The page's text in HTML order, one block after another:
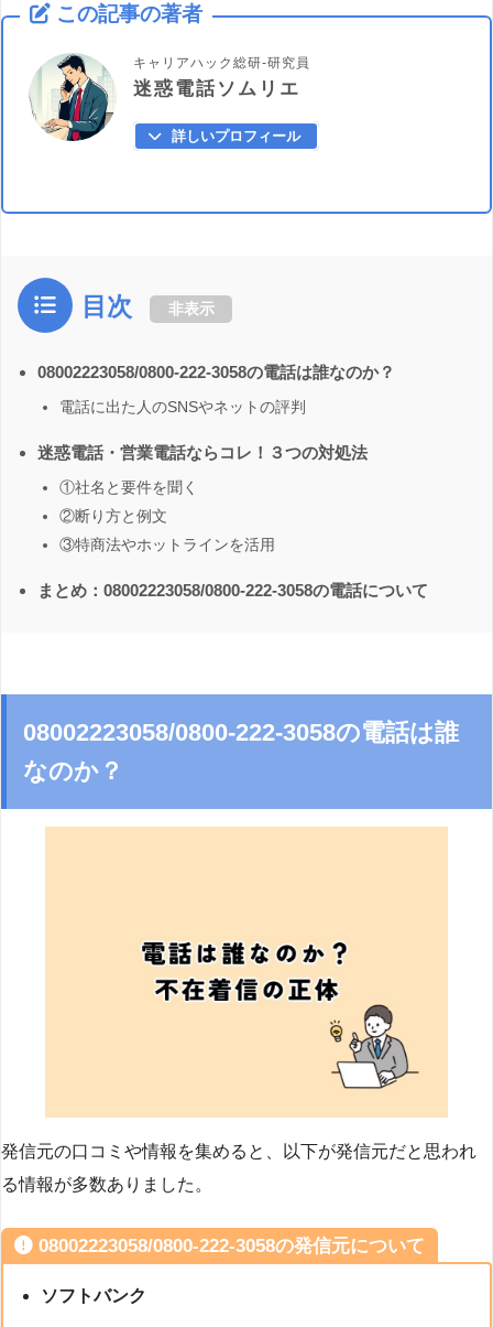
この記事の著者
キャリアハック総研-研究員
迷惑電話ソムリエ
詳しいプロフィール
目次 非表示
08002223058/0800-222-3058の電話は誰なのか？
電話に出た人のSNSやネットの評判
迷惑電話・営業電話ならコレ！３つの対処法
①社名と要件を聞く
②断り方と例文
③特商法やホットラインを活用
まとめ：08002223058/0800-222-3058の電話について
08002223058/0800-222-3058の電話は誰
なのか？
発信元の口コミや情報を集めると、以下が発信元だと思われ
る情報が多数ありました。
08002223058/0800-222-3058の発信元について
ソフトバンク